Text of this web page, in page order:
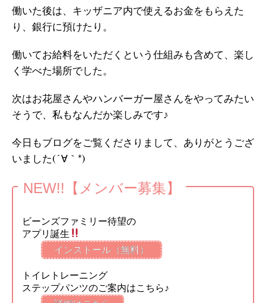
働いた後は、キッザニア内で使えるお金をもらえた
り、銀行に預けたり。
働いてお給料をいただくという仕組みも含めて、楽し
く学べた場所でした。
次はお花屋さんやハンバーガー屋さんをやってみたい
そうで、私もなんだか楽しみです♪
今日もブログをご覧くださりまして、ありがとうござ
いました(´∀｀*)
NEW!!【メンバー募集】
ビーンズファミリー待望の
アプリ誕生
インストール（無料）
トイレトレーニング
ステップパンツのご案内はこちら♪